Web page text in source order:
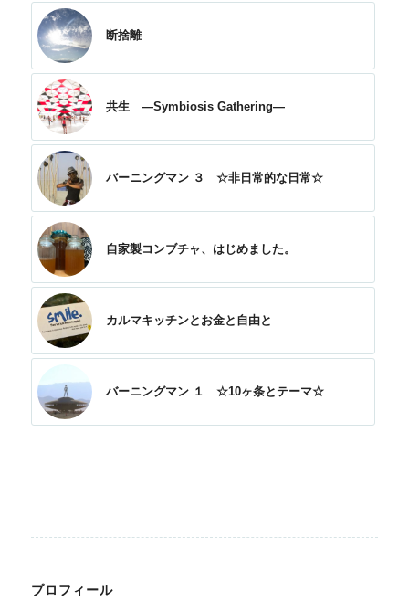
断捨離
共生 —Symbiosis Gathering—
バーニングマン ３ ☆非日常的な日常☆
自家製コンブチャ、はじめました。
カルマキッチンとお金と自由と
バーニングマン １ ☆10ヶ条とテーマ☆
プロフィール